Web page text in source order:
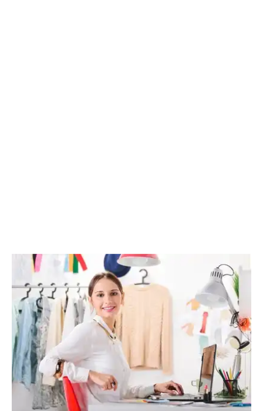
Service Services divers Personal shopper
Service : Personal shopper
Service Personal shopper